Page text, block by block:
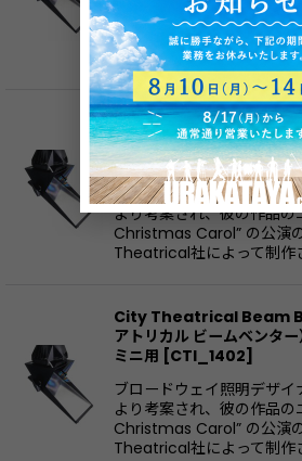
より考案され、彼の作品の
Christmas Carol” の公演
Theatrical社によって制作
City Theatrical Beam
アトリカル ビームベンタ
Zoom/14°/70°/90°用[
ブロードウェイ照明デザ
より考案され、彼の作品の
Christmas Carol” の公演
Theatrical社によって制作
City Theatrical Beam
アトリカル ビームベンタ
ミニ用 [CTI_1402]
ブロードウェイ照明デザ
より考案され、彼の作品の
Christmas Carol” の公演
Theatrical社によって制作